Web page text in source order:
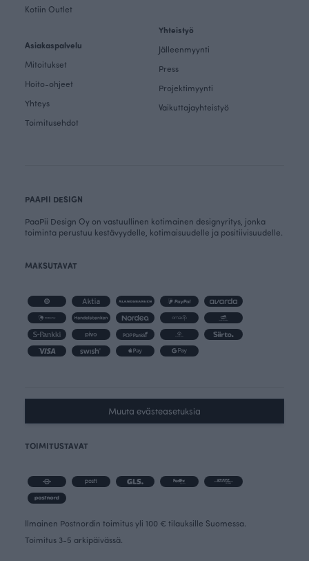
Kotiin Outlet
Asiakaspalvelu
Mitoitukset
Hoito-ohjeet
Yhteys
Toimitusehdot
Yhteistyö
Jälleenmyynti
Press
Projektimyynti
Vaikuttajayhteistyö
PAAPII DESIGN
PaaPii Design Oy on vastuullinen kotimainen designyritys, jonka
toiminta perustuu kestävyydelle, kotimaisuudelle ja positiivisuudelle.
MAKSUTAVAT
Muuta evästeasetuksia
TOIMITUSTAVAT
Ilmainen Postnordin toimitus yli 100 € tilauksille Suomessa.
Toimitus 3-5 arkipäivässä.